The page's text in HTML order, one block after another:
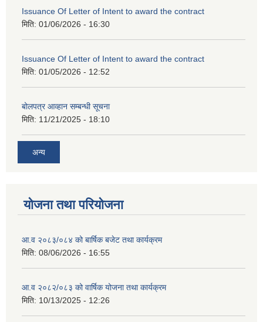
Issuance Of Letter of Intent to award the contract
मिति: 01/06/2026 - 16:30
Issuance Of Letter of Intent to award the contract
मिति: 01/05/2026 - 12:52
बोलपत्र आव्हान सम्बन्धी सूचना
मिति: 11/21/2025 - 18:10
अन्य
योजना तथा परियोजना
आ.व २०८३/०८४ को बार्षिक बजेट तथा कार्यक्रम
मिति: 08/06/2026 - 16:55
आ.व २०८२/०८३ को वार्षिक योजना तथा कार्यक्रम
मिति: 10/13/2025 - 12:26